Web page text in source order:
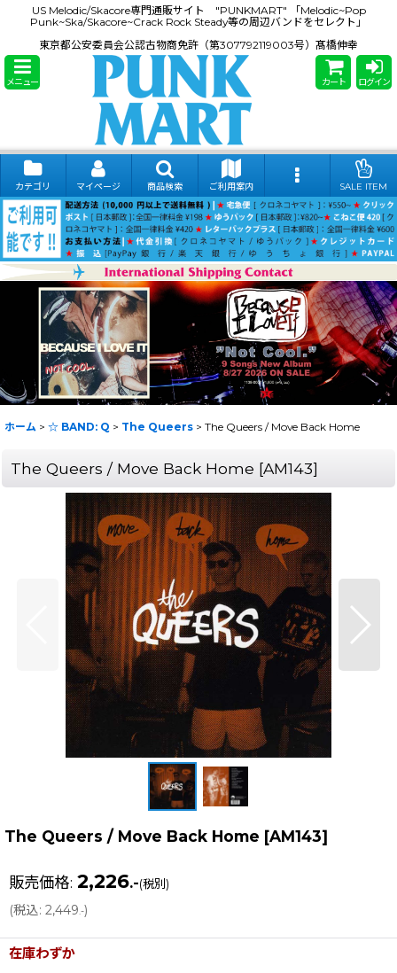
US Melodic/Skacore専門通販サイト "PUNKMART" 「Melodic~Pop
Punk~Ska/Skacore~Crack Rock Steady等の周辺バンドをセレクト」
東京都公安委員会公認古物商免許（第307792119003号）髙橋伸幸
メニュー カート ログイン
カテゴリ マイページ 商品検索 ご利用案内 SALE ITEM
ホーム > ☆ BAND: Q > The Queers > The Queers / Move Back Home
The Queers / Move Back Home [AM143]
The Queers / Move Back Home [AM143]
販売価格: 2,226.-(税別)
(税込: 2,449.-)
在庫わずか